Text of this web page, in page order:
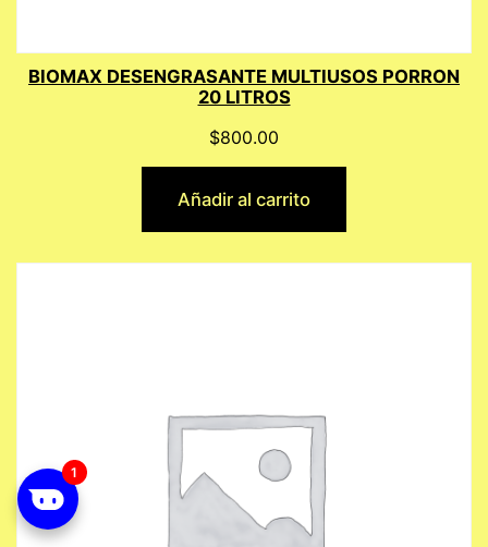
BIOMAX DESENGRASANTE MULTIUSOS PORRON
20 LITROS
$800.00
Añadir al carrito